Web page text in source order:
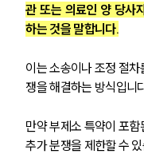
관 또는 의료인 양 당사
하는 것을 말합니다.
이는 소송이나 조정 절
쟁을 해결하는 방식입니
만약 부제소 특약이 포
추가 분쟁을 제한할 수 있